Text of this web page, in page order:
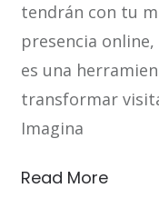
tendrán con tu
presencia
es una
transformar
Imagina
Read More